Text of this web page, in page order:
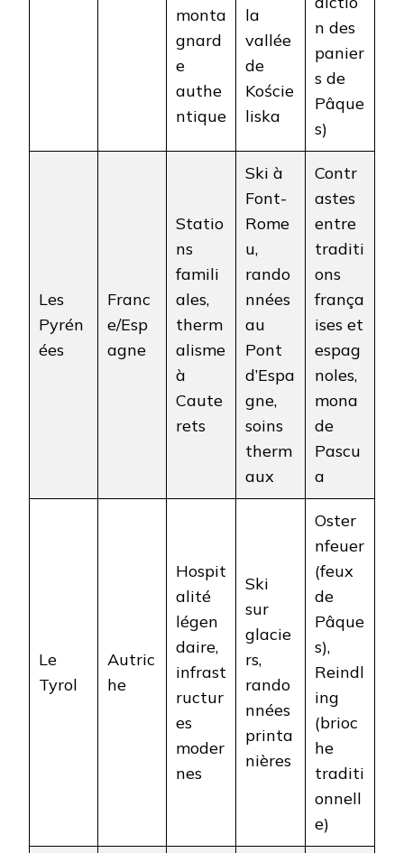
monta
gnard
e
authe
ntique
la
vallée
de
Koście
liska
n des
panier
s de
Pâque
s)
Les
Pyrén
ées
Franc
e/Esp
agne
Statio
ns
famili
ales,
therm
alisme
à
Caute
rets
Ski à
Font-
Rome
u,
rando
nnées
au
Pont
d’Espa
gne,
soins
therm
aux
Contr
astes
entre
traditi
ons
frança
ises et
espag
noles,
mona
de
Pascu
a
Le
Tyrol
Autric
he
Hospit
alité
légen
daire,
infrast
ructur
es
moder
nes
Ski
sur
glacie
rs,
rando
nnées
printa
nières
Oster
nfeuer
(feux
de
Pâque
s),
Reindl
ing
(brioc
he
traditi
onnell
e)